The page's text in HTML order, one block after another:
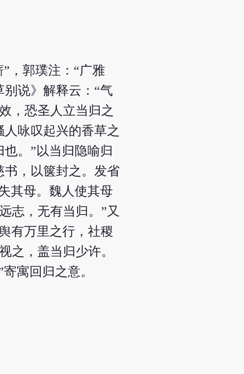
，郭璞注：“广雅
说》解释云：“气
，恐圣人立当归之
咏叹起兴的香草之
。”以当归隐喻归
，以箧封之。发省
其母。魏人使其母
志，无有当归。”又
有万里之行，社稷
之，盖当归少许。
寓回归之意。